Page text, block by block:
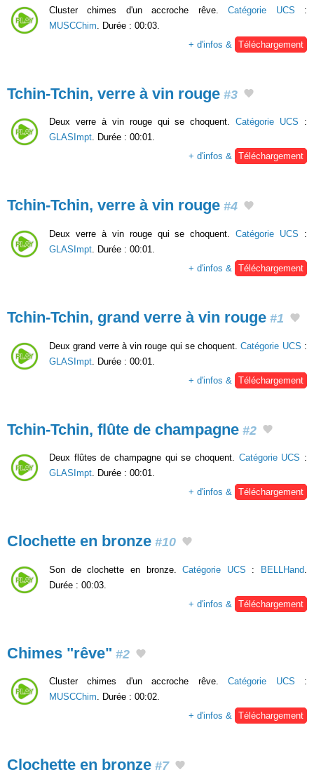
Cluster chimes d'un accroche rêve.Catégorie UCS :
MUSCChim . Durée : 00:03.
+ d'infos &
Téléchargement
Tchin-Tchin, verre à vin rouge #3
Deux verre à vin rouge qui se choquent.Catégorie UCS :
GLASImpt. Durée : 00:01.
+ d'infos & Téléchargement
Tchin-Tchin, verre à vin rouge #4
Deux verre à vin rouge qui se choquent.Catégorie UCS :
GLASImpt . Durée : 00:01.
+ d'infos &
Téléchargement
Tchin-Tchin, grand verre à vin rouge #1
Deux grand verre à vin rouge qui se choquent.Catégorie UCS :
GLASImpt . Durée : 00:01.
+ d'infos &
Téléchargement
Tchin-Tchin, flûte de champagne #2
Deux flûtes de champagne qui se choquent. Catégorie UCS :
GLASImpt. Durée : 00:01.
+ d'infos & Téléchargement
Clochette en bronze #10
Son de clochette en bronze.Catégorie UCS : BELLHand
Durée : 00:03.
+ d'infos &
Téléchargement
Chimes "rêve" #2
Cluster chimes d'un accroche rêve.Catégorie UCS :
MUSCChim. Durée : 00:02.
+ d'infos & Téléchargement
Clochette en bronze #7